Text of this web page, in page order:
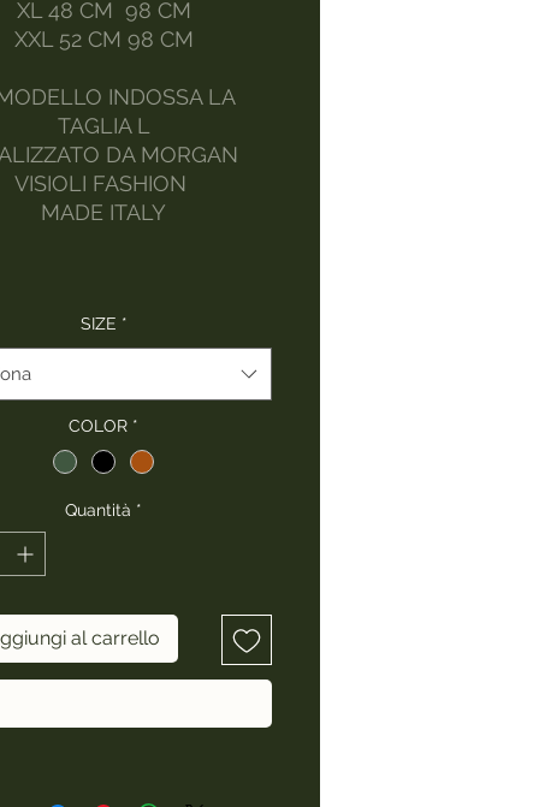
XL 48 CM 98 CM
XXL 52 CM 98 CM
INDOSSA LA
TAGLIA L
DA MORGAN
VISIOLI FASHION
MADE ITALY
SIZE *
COLOR *
Quantità *
al carrello